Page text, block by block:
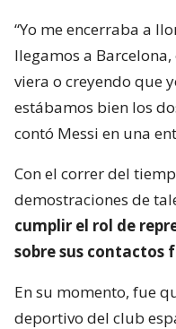
“Yo me encerraba a
llegamos a
viera o creyendo que
estábamos bien los
contó Messi en una
Con el correr del
demostraciones de
cumplir el rol de
sobre sus contactos
En su momento, fue
deportivo del club